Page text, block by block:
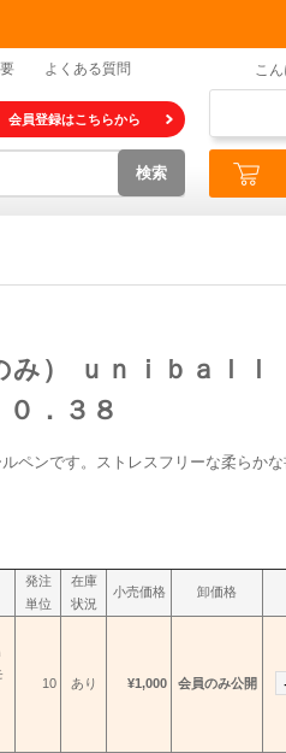
よくある質問
会員登録はこちらから
検索
こ
） ｕｎｉｂａｌｌ
．３８
ペンです。ストレスフリーな柔らか
発注
単位
在庫
状況
小売価格 卸価格
10 あり ¥1,000 会員のみ公開